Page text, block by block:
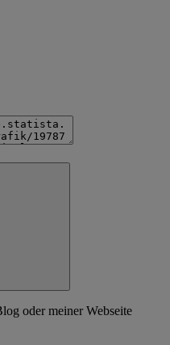
oder meiner Webseite